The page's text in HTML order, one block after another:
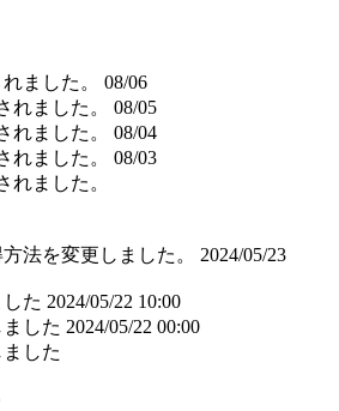
ました。
08/06
れました。
08/05
れました。
08/04
れました。
08/03
れました。
法を変更しました。
2024/05/23
た 2024/05/22 10:00
した 2024/05/22 00:00
した